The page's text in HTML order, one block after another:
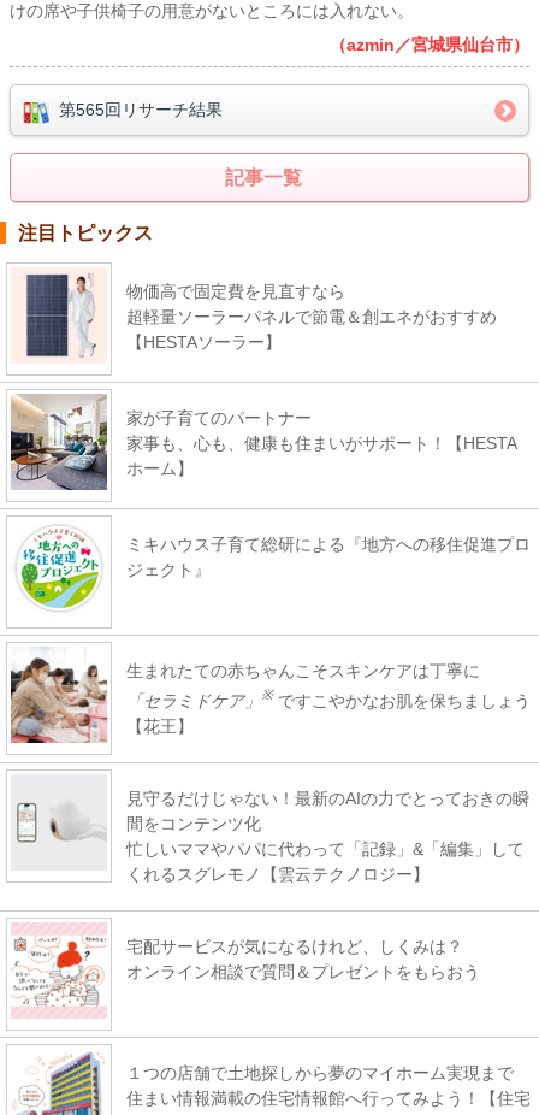
けの席や子供椅子の用意がないところには入れない。
（azmin／宮城県仙台市）
第565回リサーチ結果
記事一覧
注目トピックス
物価高で固定費を見直すなら
超軽量ソーラーパネルで節電＆創エネがおすすめ
【HESTAソーラー】
家が子育てのパートナー
家事も、心も、健康も住まいがサポート！【HESTA
ホーム】
ミキハウス子育て総研による『地方への移住促進プロ
ジェクト』
生まれたての赤ちゃんこそスキンケアは丁寧に
「セラミドケア」
※ ですこやかなお肌を保ちましょう
【花王】
見守るだけじゃない！最新のAIの力でとっておきの瞬
間をコンテンツ化
忙しいママやパパに代わって「記録」&「編集」して
くれるスグレモノ【雲云テクノロジー】
宅配サービスが気になるけれど、しくみは？
オンライン相談で質問＆プレゼントをもらおう
１つの店舗で土地探しから夢のマイホーム実現まで
住まい情報満載の住宅情報館へ行ってみよう！【住宅